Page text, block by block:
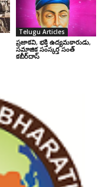
Telugu Articles
ప్రజాకవి, భక్తి ఉద్యమకారుడు,
సమాజిక సంస్కర్త సంత్‌
కబీర్‌దాస్‌